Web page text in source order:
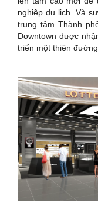
nghiệp du lịch. Và
trung tâm Thành
Downtown được
triển một thiên đường